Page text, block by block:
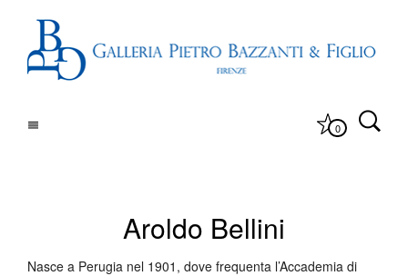
0
Aroldo Bellini
Nasce a Perugia nel 1901, dove frequenta l’Accademia di